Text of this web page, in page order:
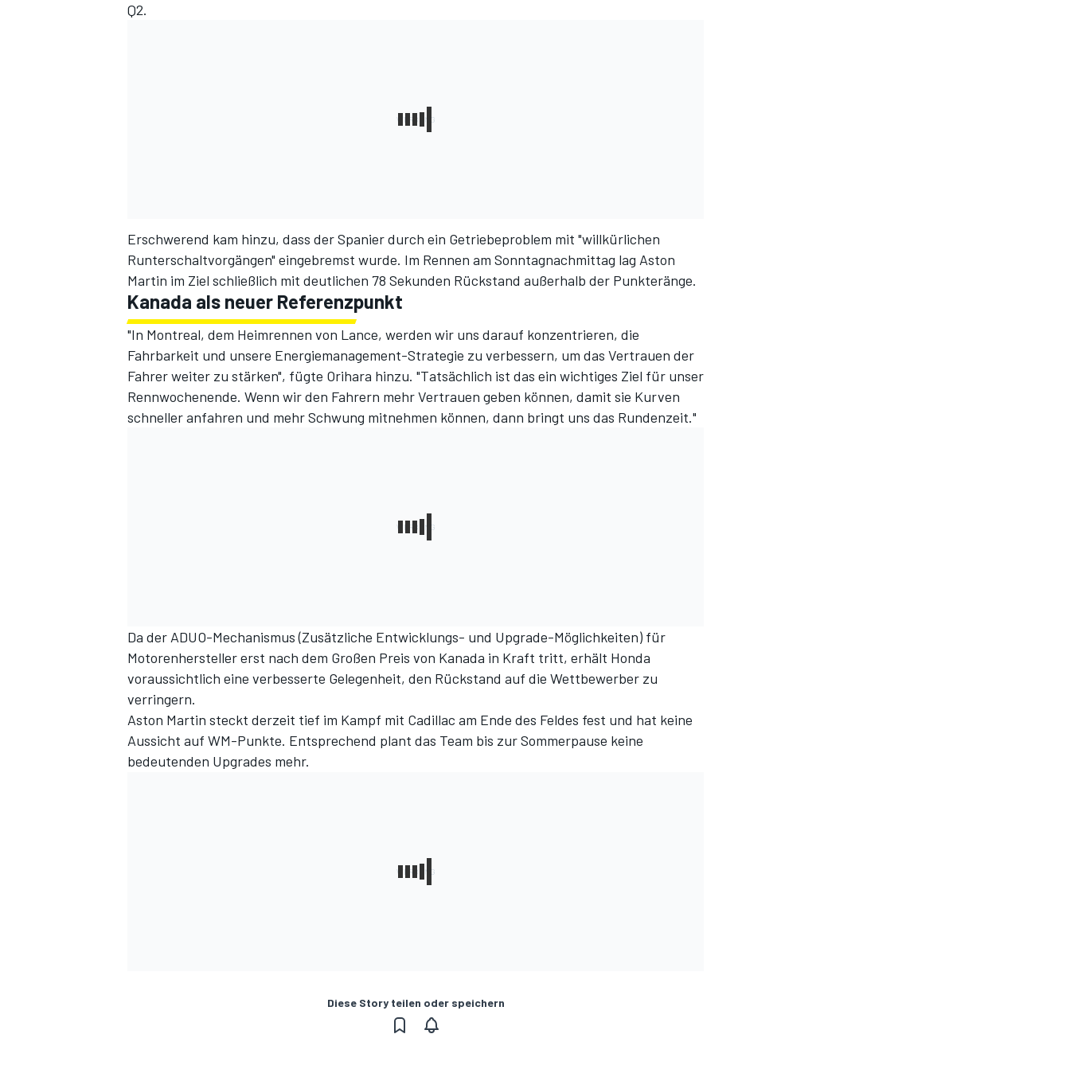
Q2.
Erschwerend kam hinzu, dass der Spanier durch ein Getriebeproblem mit "willkürlichen
Runterschaltvorgängen" eingebremst wurde. Im Rennen am Sonntagnachmittag lag Aston
Martin im Ziel schließlich mit deutlichen 78 Sekunden Rückstand außerhalb der Punkteränge.
Kanada als neuer Referenzpunkt
"In Montreal, dem Heimrennen von Lance, werden wir uns darauf konzentrieren, die
Fahrbarkeit und unsere Energiemanagement-Strategie zu verbessern, um das Vertrauen der
Fahrer weiter zu stärken", fügte Orihara hinzu. "Tatsächlich ist das ein wichtiges Ziel für unser
Rennwochenende. Wenn wir den Fahrern mehr Vertrauen geben können, damit sie Kurven
schneller anfahren und mehr Schwung mitnehmen können, dann bringt uns das Rundenzeit."
Da der ADUO-Mechanismus (Zusätzliche Entwicklungs- und Upgrade-Möglichkeiten) für
Motorenhersteller erst nach dem Großen Preis von Kanada in Kraft tritt, erhält Honda
voraussichtlich eine verbesserte Gelegenheit, den Rückstand auf die Wettbewerber zu
verringern.
Aston Martin steckt derzeit tief im Kampf mit Cadillac am Ende des Feldes fest und hat keine
Aussicht auf WM-Punkte. Entsprechend plant das Team bis zur Sommerpause keine
bedeutenden Upgrades mehr.
Diese Story teilen oder speichern